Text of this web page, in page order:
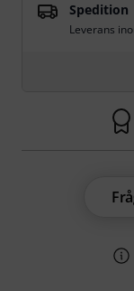
Spedition
Leverans